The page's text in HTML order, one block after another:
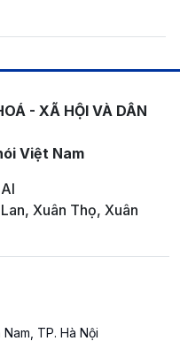
- XÃ HỘI VÀ DÂN
Việt Nam
Xuân Thọ, Xuân
TP. Hà Nội